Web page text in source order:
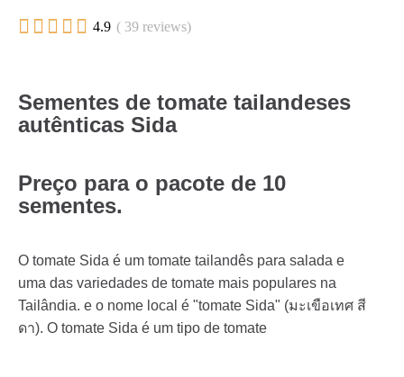
     4.9 ( 39 reviews)
Sementes de tomate tailandeses
autênticas Sida
Preço para o pacote de 10
sementes.
O tomate Sida é um tomate tailandês para salada e
uma das variedades de tomate mais populares na
Tailândia. e o nome local é "tomate Sida" (มะเขือเทศ สี
ดา). O tomate Sida é um tipo de tomate